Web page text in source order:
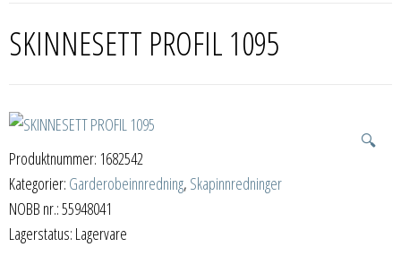
SKINNESETT PROFIL 1095
🔍
Produktnummer: 1682542
Kategorier: Garderobeinnredning, Skapinnredninger
NOBB nr.: 55948041
Lagerstatus: Lagervare